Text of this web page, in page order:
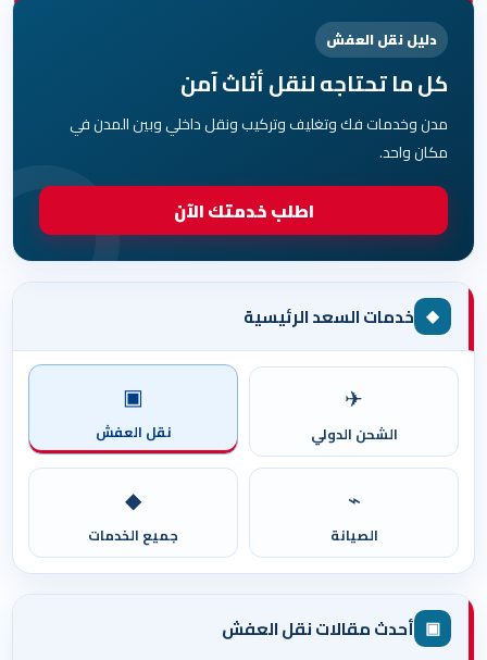
دليل نقل العفش
كل ما تحتاجه لنقل أثاث آمن
مدن وخدمات فك وتغليف وتركيب ونقل داخلي وبين المدن في
مكان واحد.
اطلب خدمتك الآن
◆ خدمات السعد الرئيسية
✈
الشحن الدولي
▣
نقل العفش
⌁
الصيانة
◆
جميع الخدمات
▣ أحدث مقالات نقل العفش